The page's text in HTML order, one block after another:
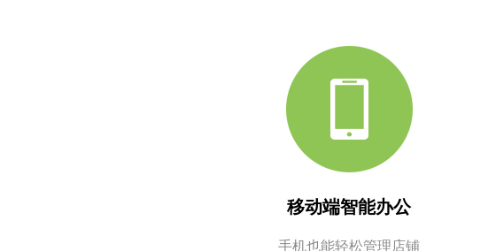
移动端智能办公
手机也能轻松管理店铺